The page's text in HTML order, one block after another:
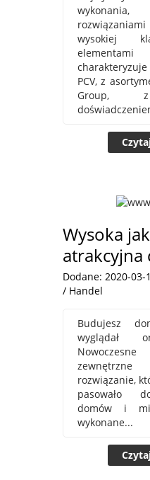
wysokiej
PCV, z
Group, z
Wysoka
atrakcyjna
Dodane: 2020-03-
/ Handel
Budujesz
wyglądał
rozwiązanie,
pasowało
domów i
wykonane...